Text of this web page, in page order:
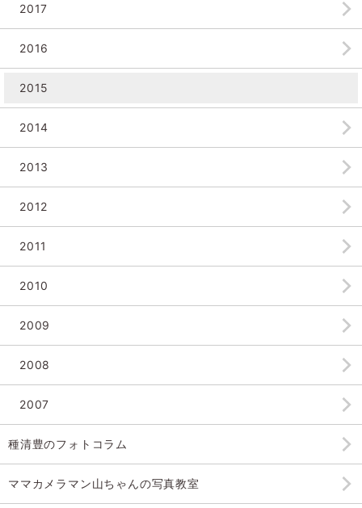
2017
2016
2015
2014
2013
2012
2011
2010
2009
2008
2007
種清豊のフォトコラム
ママカメラマン山ちゃんの写真教室